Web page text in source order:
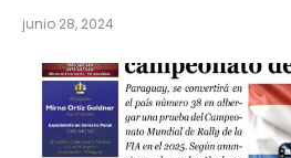
junio 28, 2024